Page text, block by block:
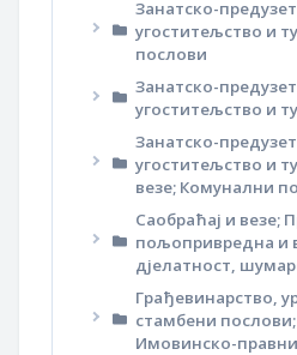
Занатско-
угоститељство и
послови
Занатско-
угоститељство и
Занатско-
угоститељство и
везе; Комунални
Саобраћај и везе;
пољопривредна и
дјелатност,
Грађевинарство,
стамбени
Имовинско-